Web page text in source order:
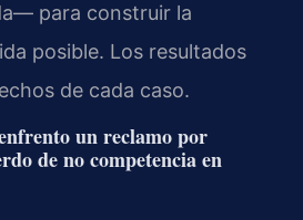
para construir la
posible. Los resultados
de cada caso.
un reclamo por
de no competencia en